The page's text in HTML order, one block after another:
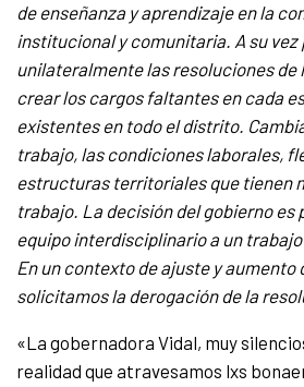
de enseñanza y aprendizaje en la
institucional y comunitaria. A su
unilateralmente las resoluciones de
crear los cargos faltantes en cada
existentes en todo el distrito.
trabajo, las condiciones laborales,
estructuras territoriales que tienen
trabajo. La decisión del gobierno es
equipo interdisciplinario a un
En un contexto de ajuste y aumento
solicitamos la derogación de la
«La gobernadora Vidal, muy
realidad que atravesamos lxs